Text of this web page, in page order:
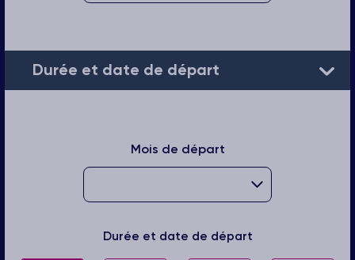
Durée et date de départ
Mois de départ
Durée et date de départ